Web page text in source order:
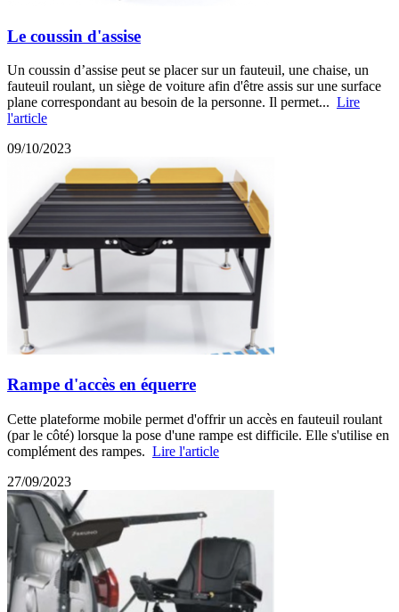
Le coussin d'assise
Un coussin d’assise peut se placer sur un fauteuil, une chaise, un
fauteuil roulant, un siège de voiture afin d'être assis sur une surface
plane correspondant au besoin de la personne. Il permet... Lire
l'article
09/10/2023
Rampe d'accès en équerre
Cette plateforme mobile permet d'offrir un accès en fauteuil roulant
(par le côté) lorsque la pose d'une rampe est difficile. Elle s'utilise en
complément des rampes. Lire l'article
27/09/2023